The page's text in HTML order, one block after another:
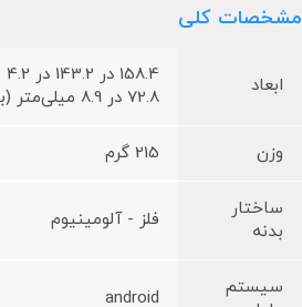
مشخصات کلی
ابعاد
72.8 در 8.9 میلی‌متر (بسته)
وزن 215 گرم
ساختار
بدنه
فلز - آلومینیوم
سیستم
android